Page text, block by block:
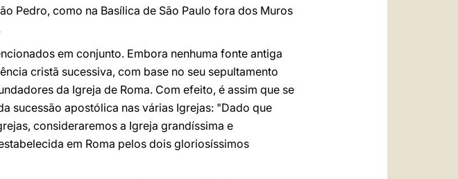
Pedro, como na Basílica de São Paulo fora dos Muros
em conjunto. Embora nenhuma fonte antiga
cristã sucessiva, com base no seu sepultamento
da Igreja de Roma. Com efeito, é assim que se
sucessão apostólica nas várias Igrejas: "Dado que
consideraremos a Igreja grandíssima e
em Roma pelos dois gloriosíssimos